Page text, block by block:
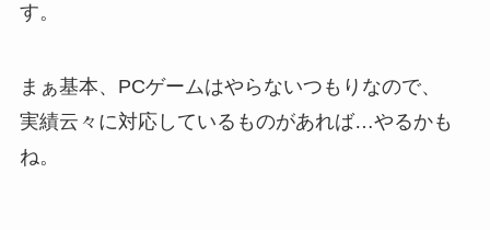
す。
まぁ基本、PCゲームはやらないつもりなので、
実績云々に対応しているものがあれば…やるかも
ね。